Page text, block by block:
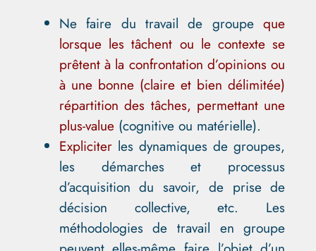
Ne faire du travail de groupeque
lorsque les tâchent ou le contexte se
prêtent à la confrontation d’opinions ou
à une bonne (claire et bien délimitée)
répartition des tâches, permettant une
plus-value(cognitive ou matérielle).
Expliciter les dynamiques de groupes,
les démarches et processus
d’acquisition du savoir, de prise de
décision collective, etc. Les
méthodologies de travail en groupe